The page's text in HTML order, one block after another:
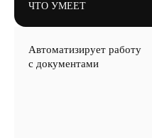
ЧТО УМЕЕТ
Автоматизирует работу
с документами